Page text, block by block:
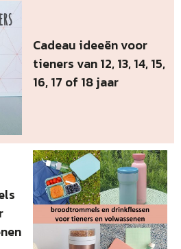
Cadeau ideeën voor
tieners van 12, 13, 14, 15,
16, 17 of 18 jaar